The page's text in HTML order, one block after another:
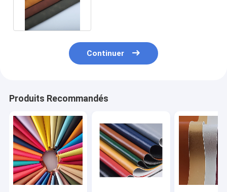
Continuer
Produits Recommandés